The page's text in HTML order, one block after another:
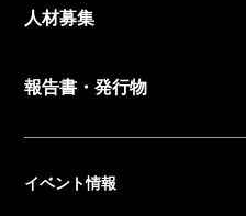
人材募集
報告書・発行物
イベント情報